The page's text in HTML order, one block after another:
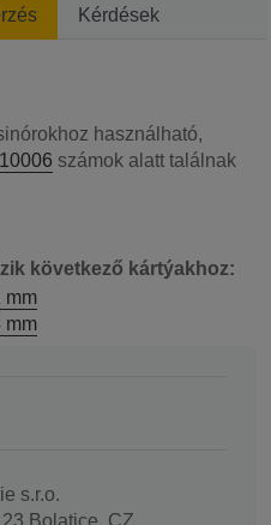
Kérdések
használható,
számok alatt találnak
következő kártýakhoz:
mm
mm
s.r.o.
Bolatice, CZ